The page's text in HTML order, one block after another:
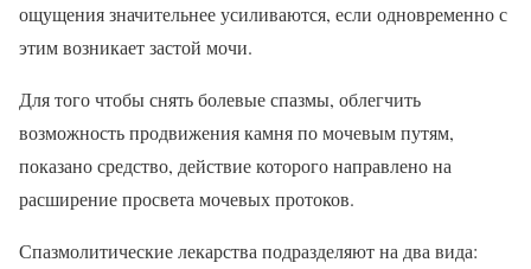
ощущения значительнее усиливаются, если одновременно с
этим возникает застой мочи.
Для того чтобы снять болевые спазмы, облегчить
возможность продвижения камня по мочевым путям,
показано средство, действие которого направлено на
расширение просвета мочевых протоков.
Спазмолитические лекарства подразделяют на два вида: